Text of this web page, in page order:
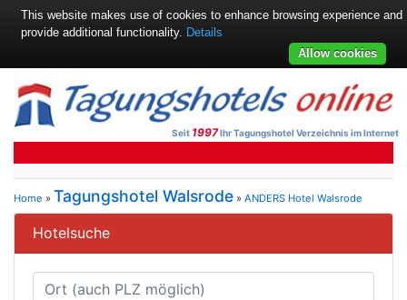
Seit 1997Ihr Tagungshotel Verzeichnis im Internet
Home » Tagungshotel Walsrode » ANDERS Hotel Walsrode
Hotelsuche
This website makes use of cookies to enhance browsing experience and
provide additional functionality. Details
Allow cookies